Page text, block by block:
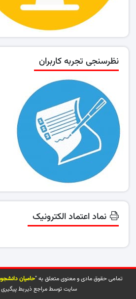
نظرسنجی تجربه کاربران
نماد اعتماد الکترونیک
تمامی حقوق مادی و معنوی متعلق به "حامیان
سایت توسط مراجع ذیربط